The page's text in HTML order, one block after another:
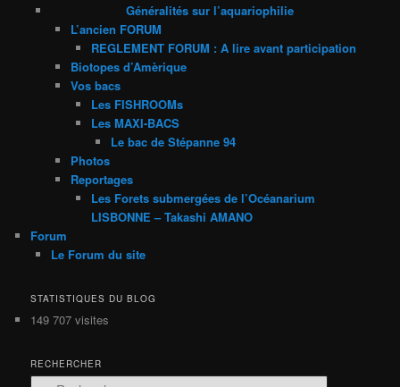
Généralités sur l’aquariophilie
L’ancien FORUM
REGLEMENT FORUM : A lire avant participation
Biotopes d’Amèrique
Vos bacs
Les FISHROOMs
Les MAXI-BACS
Le bac de Stépanne 94
Photos
Reportages
Les Forets submergées de l’Océanarium
LISBONNE – Takashi AMANO
Forum
Le Forum du site
STATISTIQUES DU BLOG
149 707 visites
RECHERCHER